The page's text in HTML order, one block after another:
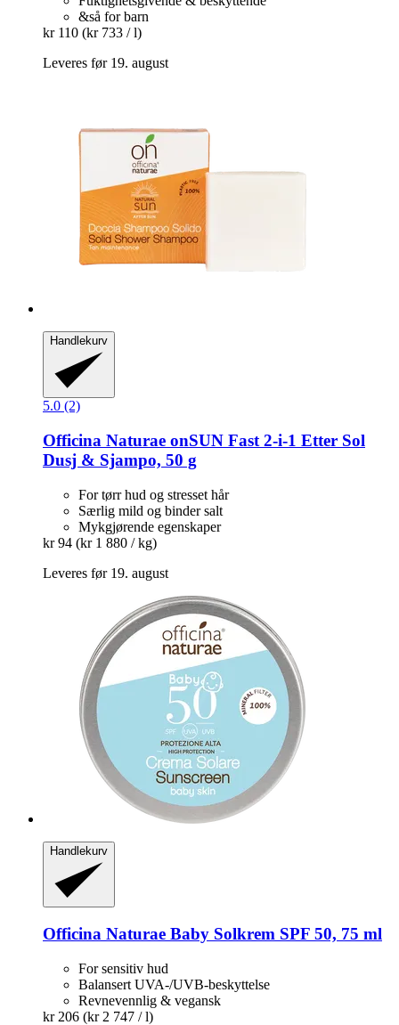
&så for barn
kr 110 (kr 733 / l)
Leveres før 19. august
Handlekurv
5.0 (2)
Officina Naturae onSUN Fast 2-​i-​1 Etter Sol
Dusj & Sjampo, 50 g
For tørr hud og stresset hår
Særlig mild og binder salt
Mykgjørende egenskaper
kr 94 (kr 1 880 / kg)
Leveres før 19. august
Handlekurv
Officina Naturae Baby Solkrem SPF 50, 75 ml
For sensitiv hud
Balansert UVA-/UVB-beskyttelse
Revnevennlig & vegansk
kr 206 (kr 2 747 / l)